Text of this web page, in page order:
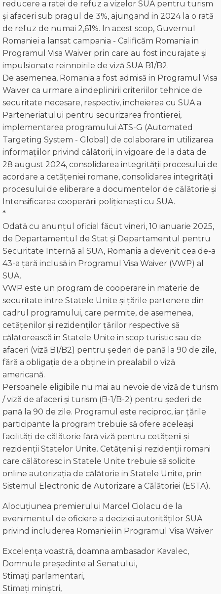
reducere a ratei de refuz a vizelor SUA pentru turism
și afaceri sub pragul de 3%, ajungand in 2024 la o rată
de refuz de numai 2,61%. In acest scop, Guvernul
Romaniei a lansat campania - Calificăm Romania in
Programul Visa Waiver prin care au fost incurajate și
impulsionate reinnoirile de viză SUA B1/B2.
De asemenea, Romania a fost admisă in Programul Visa
Waiver ca urmare a indeplinirii criteriilor tehnice de
securitate necesare, respectiv, incheierea cu SUA a
Parteneriatului pentru securizarea frontierei,
implementarea programului ATS-G (Automated
Targeting System - Global) de colaborare in utilizarea
informațiilor privind călătorii, in vigoare de la data de
28 august 2024, consolidarea integrității procesului de
acordare a cetățeniei romane, consolidarea integrității
procesului de eliberare a documentelor de călătorie și
Intensificarea cooperării polițienești cu SUA.
*
Odată cu anunțul oficial făcut vineri, 10 ianuarie 2025,
de Departamentul de Stat și Departamentul pentru
Securitate Internă al SUA, Romania a devenit cea de-a
43-a țară inclusă in Programul Visa Waiver (VWP) al
SUA.
VWP este un program de cooperare in materie de
securitate intre Statele Unite și țările partenere din
cadrul programului, care permite, de asemenea,
cetățenilor și rezidenților țărilor respective să
călătorească in Statele Unite in scop turistic sau de
afaceri (viză B1/B2) pentru șederi de pană la 90 de zile,
fără a obligația de a obține in prealabil o viză
americană.
Persoanele eligibile nu mai au nevoie de viză de turism
/ viză de afaceri și turism (B-1/B-2) pentru șederi de
pană la 90 de zile. Programul este reciproc, iar țările
participante la program trebuie să ofere aceleași
facilități de călătorie fără viză pentru cetățenii și
rezidenții Statelor Unite. Cetățenii și rezidenții romani
care călătoresc in Statele Unite trebuie să solicite
online autorizația de călătorie in Statele Unite, prin
Sistemul Electronic de Autorizare a Călătoriei (ESTA).
Alocuțiunea premierului Marcel Ciolacu de la
evenimentul de oficiere a deciziei autorităților SUA
privind includerea Romaniei in Programul Visa Waiver
Excelența voastră, doamna ambasador Kavalec,
Domnule președinte al Senatului,
Stimați parlamentari,
Stimați miniștri,